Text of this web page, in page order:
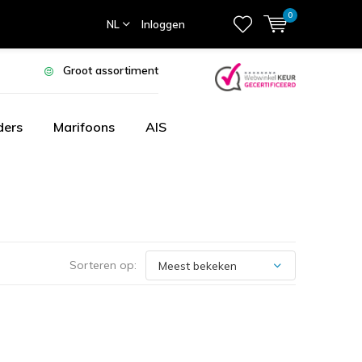
NL Inloggen
0
Groot assortiment
Marifoons AIS
Sorteren op: